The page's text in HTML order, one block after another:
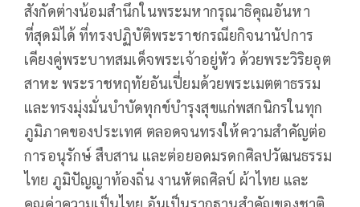
สังกัดต่างน้อมสำนึกในพระมหากรุณาธิคุณอันหา
ที่สุดมิได้ ที่ทรงปฏิบัติพระราชกรณียกิจนานัปการ
เคียงคู่พระบาทสมเด็จพระเจ้าอยู่หัว ด้วยพระวิริยอุต
สาหะ พระราชหฤทัยอันเปี่ยมด้วยพระเมตตาธรรม
และทรงมุ่งมั่นบำบัดทุกข์บำรุงสุขแก่พสกนิกรในทุก
ภูมิภาคของประเทศ ตลอดจนทรงให้ความสำคัญต่อ
การอนุรักษ์ สืบสาน และต่อยอดมรดกศิลปวัฒนธรรม
ไทย ภูมิปัญญาท้องถิ่น งานหัตถศิลป์ ผ้าไทย และ